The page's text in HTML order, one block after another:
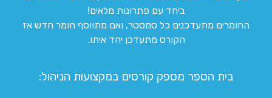
ביחד עם פתרונות מלאים!
החומרים מתעדכנים כל סמסטר, ואם מתווסף חומר חדש אז
הקורס מתעדכן יחד איתו.
בית הספר מספק קורסים במקצועות הניהול: